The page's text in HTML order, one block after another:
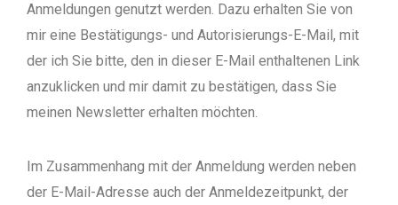
Anmeldungen genutzt werden. Dazu erhalten Sie von
mir eine Bestätigungs- und Autorisierungs-E-Mail, mit
der ich Sie bitte, den in dieser E-Mail enthaltenen Link
anzuklicken und mir damit zu bestätigen, dass Sie
meinen Newsletter erhalten möchten.
Im Zusammenhang mit der Anmeldung werden neben
der E-Mail-Adresse auch der Anmeldezeitpunkt, der